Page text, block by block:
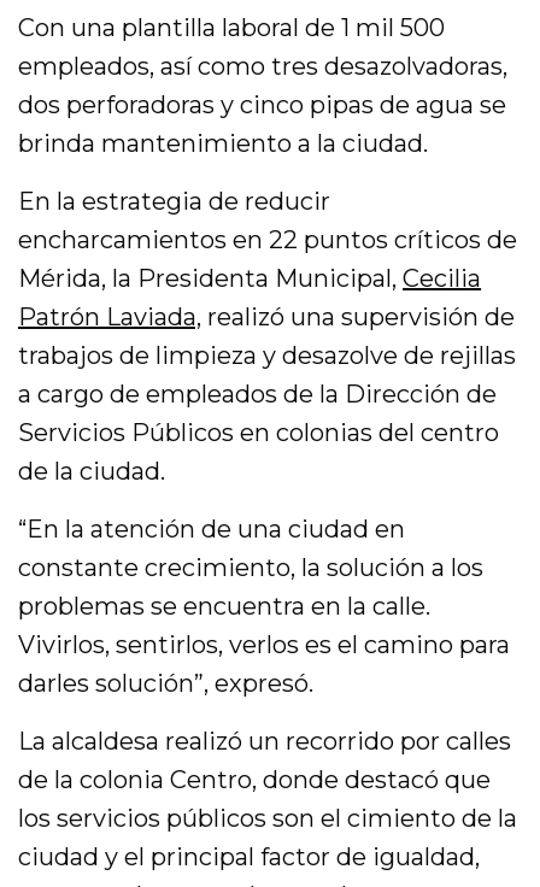
Con una plantilla laboral de 1 mil 500
empleados, así como tres desazolvadoras,
dos perforadoras y cinco pipas de agua se
brinda mantenimiento a la ciudad.
En la estrategia de reducir
encharcamientos en 22 puntos críticos de
Mérida, la Presidenta Municipal,Cecilia
Patrón Laviada, realizó una supervisión de
trabajos de limpieza y desazolve de rejillas
a cargo de empleados de la Dirección de
Servicios Públicos en colonias del centro
de la ciudad.
“En la atención de una ciudad en
constante crecimiento, la solución a los
problemas se encuentra en la calle.
Vivirlos, sentirlos, verlos es el camino para
darles solución”, expresó.
La alcaldesa realizó un recorrido por calles
de la colonia Centro, donde destacó que
los servicios públicos son el cimiento de la
ciudad y el principal factor de igualdad,